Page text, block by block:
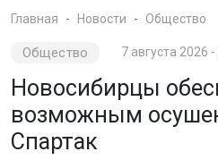
Главная Новости Общество
Общество 7 августа 2026
Новосибирцы
возможным
Спартак